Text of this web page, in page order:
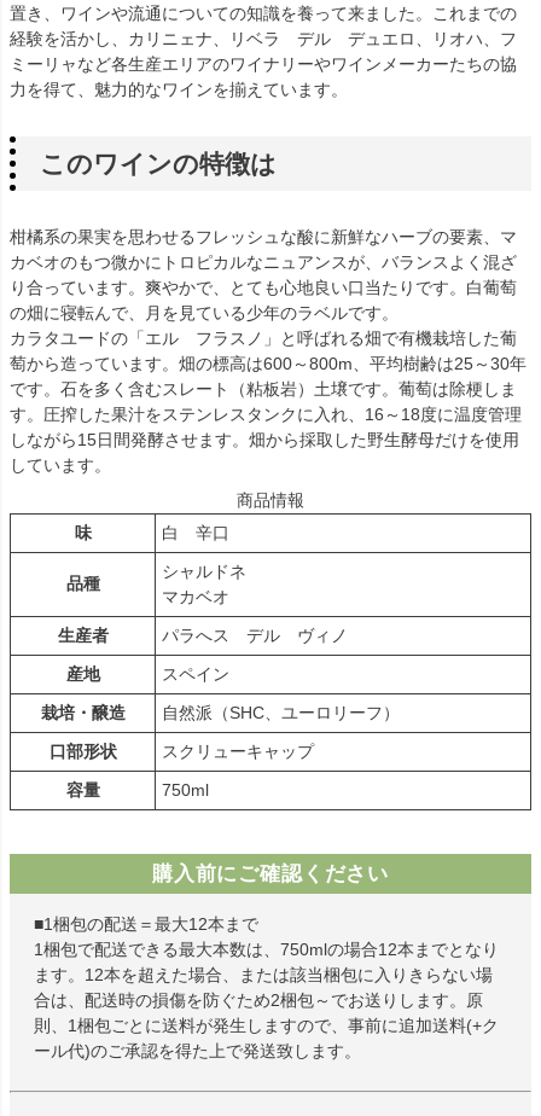
置き、ワインや流通についての知識を養って来ました。これまでの
経験を活かし、カリニェナ、リベラ デル デュエロ、リオハ、フ
ミーリャなど各生産エリアのワイナリーやワインメーカーたちの協
力を得て、魅力的なワインを揃えています。
このワインの特徴は
柑橘系の果実を思わせるフレッシュな酸に新鮮なハーブの要素、マ
カベオのもつ微かにトロピカルなニュアンスが、バランスよく混ざ
り合っています。爽やかで、とても心地良い口当たりです。白葡萄
の畑に寝転んで、月を見ている少年のラベルです。
カラタユードの「エル フラスノ」と呼ばれる畑で有機栽培した葡
萄から造っています。畑の標高は600～800m、平均樹齢は25～30年
です。石を多く含むスレート（粘板岩）土壌です。葡萄は除梗しま
す。圧搾した果汁をステンレスタンクに入れ、16～18度に温度管理
しながら15日間発酵させます。畑から採取した野生酵母だけを使用
しています。
商品情報
味
白 辛口
品種
シャルドネ
マカベオ
生産者
パラへス デル ヴィノ
産地
スペイン
栽培・醸造
自然派（SHC、ユーロリーフ）
口部形状
スクリューキャップ
容量
750ml
購入前にご確認ください
■1梱包の配送＝最大12本まで
1梱包で配送できる最大本数は、750mlの場合12本までとなり
ます。12本を超えた場合、または該当梱包に入りきらない場
合は、配送時の損傷を防ぐため2梱包～でお送りします。原
則、1梱包ごとに送料が発生しますので、事前に追加送料(+ク
ール代)のご承認を得た上で発送致します。